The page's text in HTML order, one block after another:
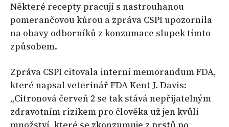
Některé recepty pracují s nastrouhanou
pomerančovou kůrou a zpráva CSPI upozornila
na obavy odborníků z konzumace slupek tímto
způsobem.
Zpráva CSPI citovala interní memorandum FDA,
které napsal veterinář FDA Kent J. Davis:
„Citronová červeň 2 se tak stává nepřijatelným
zdravotním rizikem pro člověka už jen kvůli